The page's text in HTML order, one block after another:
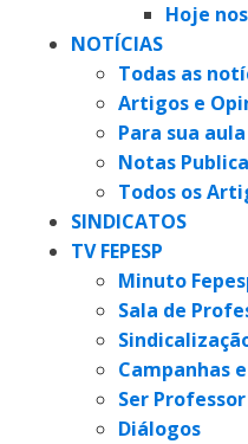
Hoje
NOTÍCIAS
Todas as
Artigos e
Para sua aula
Notas
Todos os
SINDICATOS
TV FEPESP
Minuto
Sala de
Campanhas
Ser Professor
Diálogos